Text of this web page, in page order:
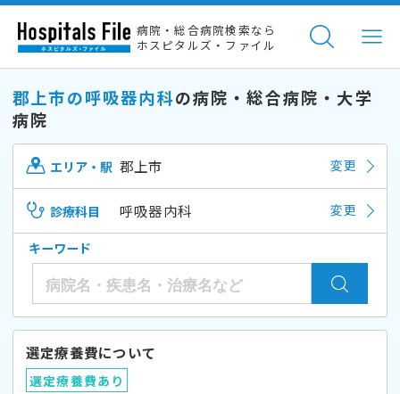
病院・総合病院検索なら
ホスピタルズ・ファイル
郡上市の呼吸器内科の病院・総合病院・大学
病院
エリア・駅 郡上市 変更
診療科目 呼吸器内科 変更
キーワード
選定療養費について
選定療養費あり